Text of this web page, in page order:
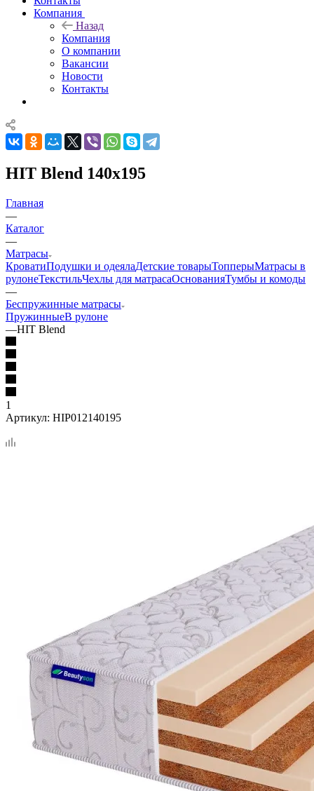
Компания
Назад
Компания
О компании
Вакансии
Новости
Контакты
HIT Blend 140x195
Главная
—
Каталог
—
Матрасы
КроватиПодушки и одеялаДетские товарыТопперыМатрасы в
рулонеТекстильЧехлы для матрасаОснованияТумбы и комоды
—
Беспружинные матрасы
ПружинныеВ рулоне
—HIT Blend
1
Артикул: HIP012140195